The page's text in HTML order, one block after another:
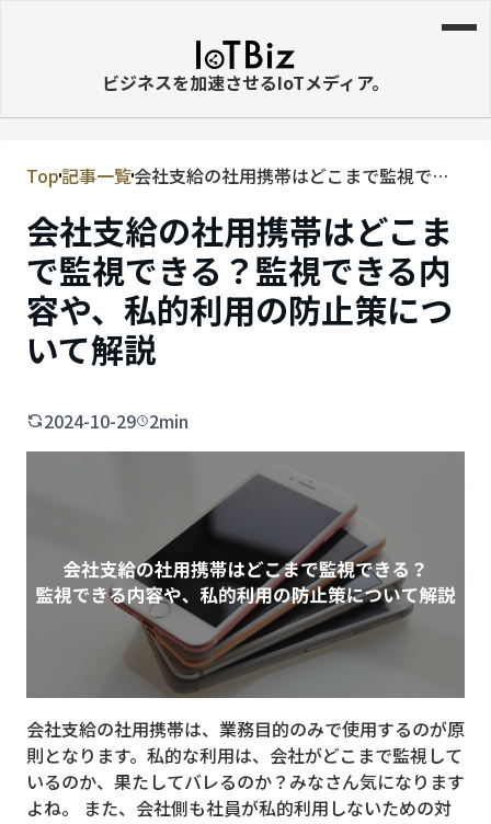
ビジネスを加速させるIoTメディア。
MVNE
エッジ
LPWA
DaaS
IaaS
ビッグデータ
スマート漁業
PR
クラウド
M2M
VPN
Top記事一覧会社支給の社用携帯はどこまで監視でき
策について解説
会社支給の社用携帯はどこま
で監視できる？監視できる内
容や、私的利用の防止策につ
いて解説
2024-10-29 2min
会社支給の社用携帯は、業務目的のみで使用するのが原
則となります。私的な利用は、会社がどこまで監視して
いるのか、果たしてバレるのか？みなさん気になります
よね。 また、会社側も社員が私的利用しないための対